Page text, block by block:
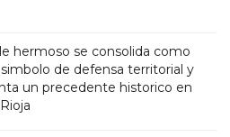
hermoso se consolida como
de defensa territorial y
un precedente historico en